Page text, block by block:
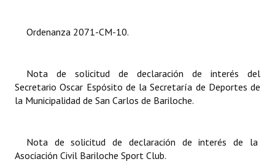
DOCUMENTOS
Informes de Gestión
Dictámenes Asesoría Letrada
Ordenanza 2071-CM-10.
Nota de solicitud de declaración de interés del
Secretario Oscar Espósito de la Secretaría de Deportes de
la Municipalidad de San Carlos de Bariloche.
Nota de solicitud de declaración de interés de la
Asociación Civil Bariloche Sport Club.